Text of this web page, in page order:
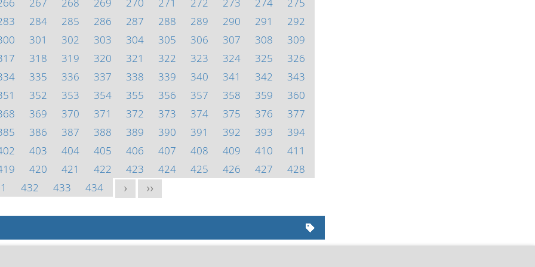
284 285 286 287 288 289 290 291
292
301 302 303 304 305 306 307 308
309
318 319 320 321 322 323 324 325
326
335 336 337 338 339 340 341 342
343
352 353 354 355 356 357 358 359
360
369 370 371 372 373 374 375 376
377
386 387 388 389 390 391 392 393
394
403 404 405 406 407 408 409 410
411
420 421 422 423 424 425 426 427
428
432 433 434 > >>